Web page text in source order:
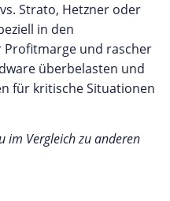
Strato, Hetzner oder
in den
Profitmarge und rascher
überbelasten und
für kritische Situationen
im Vergleich zu anderen